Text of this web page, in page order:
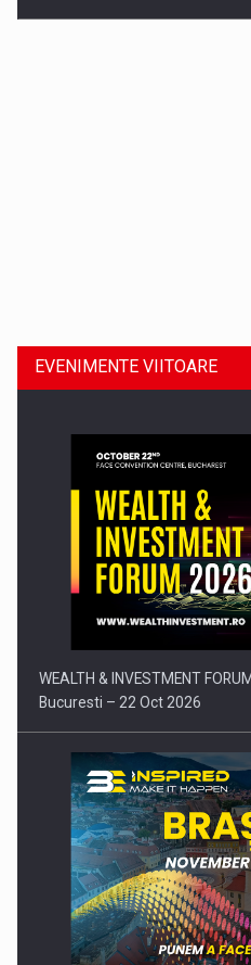
Comunicat de presa: Joburile
EVENIMENTE VIITOARE
WEALTH & INVESTMENT
Bucuresti – 22 Oct 2026